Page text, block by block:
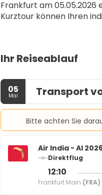
Frankfurt am
Kurztour können Ihren
Ihr Reiseablauf
05
Mai Transport
Bitte achten Sie
Air India - AI
Direktflug
12:10
Frankfurt Main (FRA)